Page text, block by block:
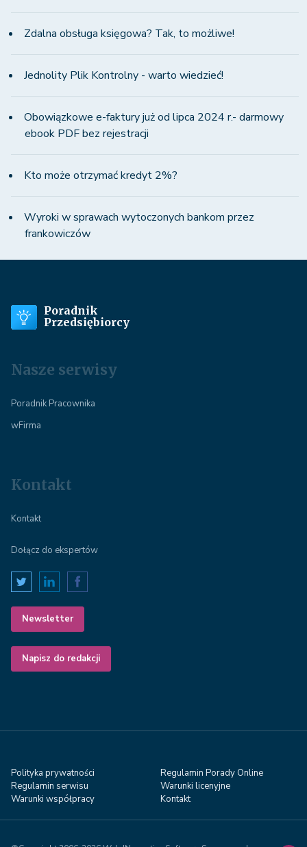
Zdalna obsługa księgowa? Tak, to możliwe!
Jednolity Plik Kontrolny - warto wiedzieć!
Obowiązkowe e-faktury już od lipca 2024 r.- darmowy
ebook PDF bez rejestracji
Kto może otrzymać kredyt 2%?
Wyroki w sprawach wytoczonych bankom przez
frankowiczów
Poradnik
Przedsiębiorcy
Nasze serwisy
Poradnik Pracownika
wFirma
Kontakt
Kontakt
Dołącz do ekspertów
Newsletter
Napisz do redakcji
Polityka prywatności
Regulamin Porady Online
Regulamin serwisu
Warunki licenyjne
Warunki współpracy
Kontakt